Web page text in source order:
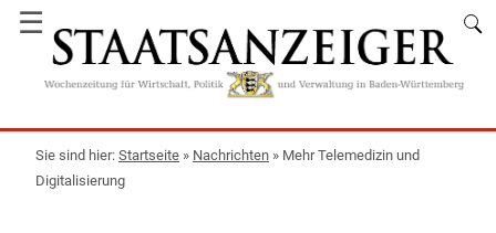
☰
Startseite » Nachrichten » Mehr Telemedizin und
Digitalisierung